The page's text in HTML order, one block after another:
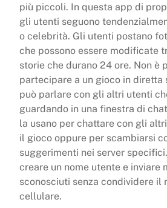
più piccoli. In questa app di
gli utenti seguono
o celebrità. Gli utenti postano
che possono essere modificate
storie che durano 24 ore. Non è
partecipare a un gioco in diretta
può parlare con gli altri utenti
guardando in una finestra di
la usano per chattare con gli
il gioco oppure per scambiarsi
suggerimenti nei server
creare un nome utente e inviare
sconosciuti senza condividere il
cellulare.